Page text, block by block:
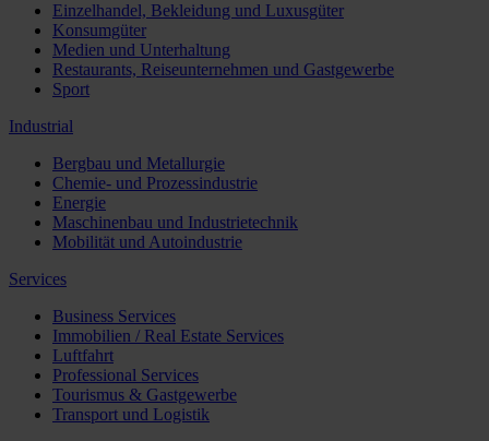
Einzelhandel, Bekleidung und Luxusgüter
Konsumgüter
Medien und Unterhaltung
Restaurants, Reiseunternehmen und Gastgewerbe
Sport
Industrial
Bergbau und Metallurgie
Chemie- und Prozessindustrie
Energie
Maschinenbau und Industrietechnik
Mobilität und Autoindustrie
Services
Business Services
Immobilien / Real Estate Services
Luftfahrt
Professional Services
Tourismus & Gastgewerbe
Transport und Logistik